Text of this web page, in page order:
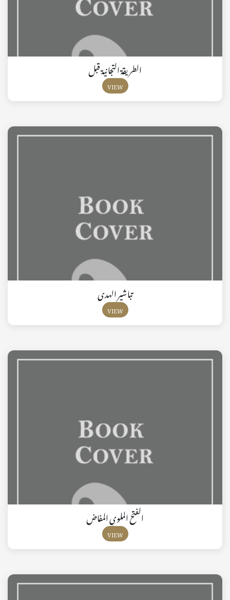
الطريقة التجانية قبل
VIEW
تباشير الهدى
VIEW
الفتح الملوي المفاض
VIEW